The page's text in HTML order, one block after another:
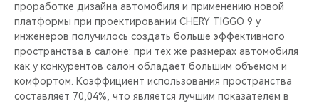
проработке дизайна автомобиля и применению новой
платформы при проектировании CHERY TIGGO 9 у
инженеров получилось создать больше эффективного
пространства в салоне: при тех же размерах автомобиля
как у конкурентов салон обладает большим объемом и
комфортом. Коэффициент использования пространства
составляет 70,04%, что является лучшим показателем в